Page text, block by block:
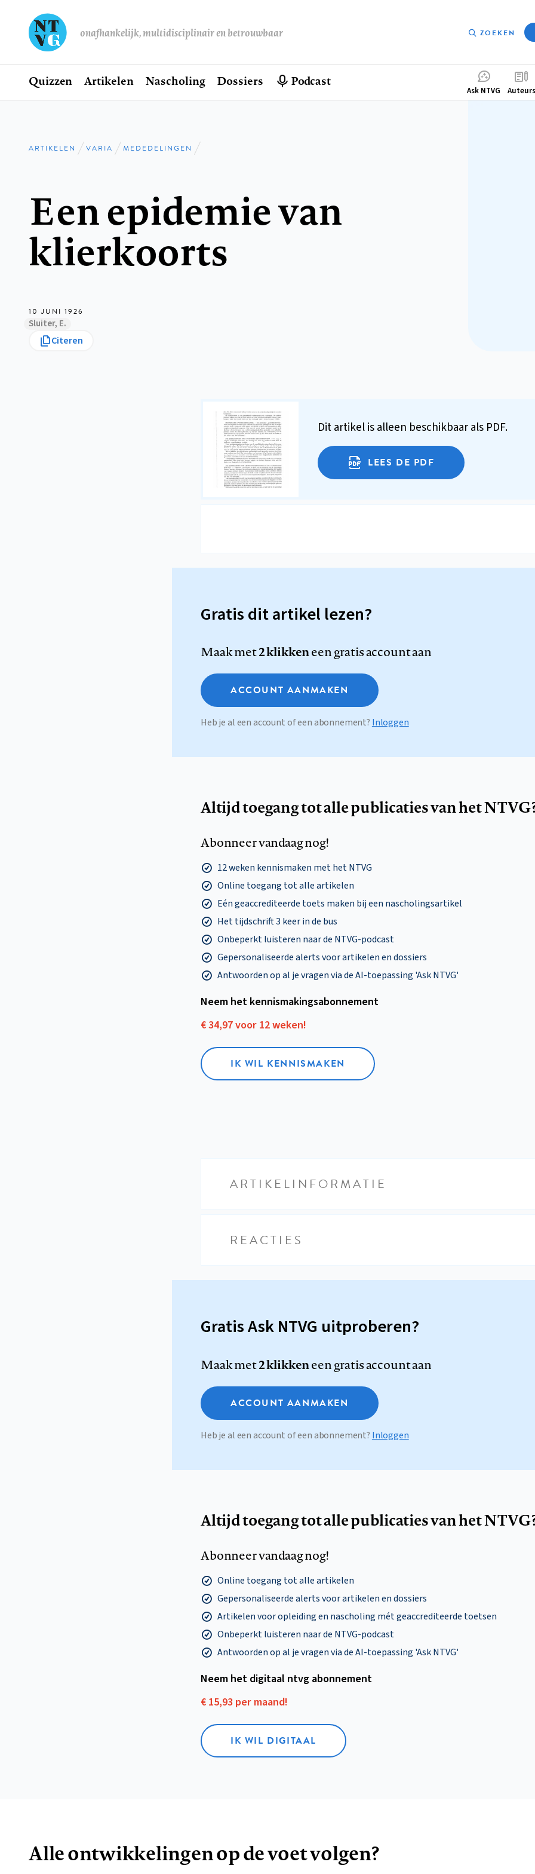
onafhankelijk, multidisciplinair en betrouwbaar ZOEKEN
Hoofdnavigatie
Home
Quizzen Artikelen Nascholing Dossiers Podcast
Ask NTVG Auteurs
Kruimelpad
ARTIKELEN VARIA MEDEDELINGEN
Een epidemie van
klierkoorts
10 JUNI 1926
Sluiter, E.
Citeren
Dit artikel is alleen beschikbaar als PDF.
LEES DE PDF
Gratis dit artikel lezen?
Maak met2 klikkeneen gratis account aan
ACCOUNT AANMAKEN
Heb je al een account of een abonnement? Inloggen
Altijd toegang tot alle publicaties van het
Abonneer vandaag nog!
12 weken kennismaken met het NTVG
Online toegang tot alle artikelen
Eén geaccrediteerde toets maken bij een nascholingsartikel
Het tijdschrift 3 keer in de bus
Onbeperkt luisteren naar de NTVG-podcast
Gepersonaliseerde alerts voor artikelen en dossiers
Antwoorden op al je vragen via de AI-toepassing 'Ask NTVG'
Neem het kennismakings­abonnement
€ 34,97 voor 12 weken!
IK WIL KENNISMAKEN
ARTIKELINFORMATIE
REACTIES
Gratis Ask NTVG uitproberen?
Maak met2 klikkeneen gratis account aan
ACCOUNT AANMAKEN
Heb je al een account of een abonnement? Inloggen
Altijd toegang tot alle publicaties van het
Abonneer vandaag nog!
Online toegang tot alle artikelen
Gepersonaliseerde alerts voor artikelen en dossiers
Artikelen voor opleiding en nascholing mét geaccrediteerde toetsen
Onbeperkt luisteren naar de NTVG-podcast
Antwoorden op al je vragen via de AI-toepassing 'Ask NTVG'
Neem het digitaal ntvg abonnement
€ 15,93 per maand!
IK WIL DIGITAAL
Alle ontwikkelingen op de voet volgen?